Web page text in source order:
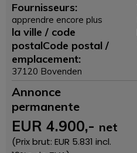
Fournisseurs:
apprendre encore plus
la ville / code
postalCode postal /
emplacement:
37120 Bovenden
Annonce
permanente
EUR 4.900,- net
(Prix ​​brut: EUR 5.831 incl.